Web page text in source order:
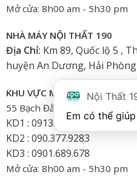
Mở cửa: 8h00 am - 5h30 pm
NHÀ MÁY NỘI THẤT 190
Địa Chỉ: Km 89, Quốc lộ 5 ,
huyện An Dương, Hải Phòng
KHU VỰC MIỀN NAM
55 Bạch Đằng, Phường 15,
KD1 : 0913.922.926
KD2 : 090.377.9283
KD3 : 0901.689.678
Mở cửa: 8h00 am - 5h30 pm
Nội Thất